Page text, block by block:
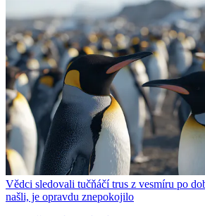
Vědci sledovali tučňáčí trus z vesmíru po
našli, je opravdu znepokojilo